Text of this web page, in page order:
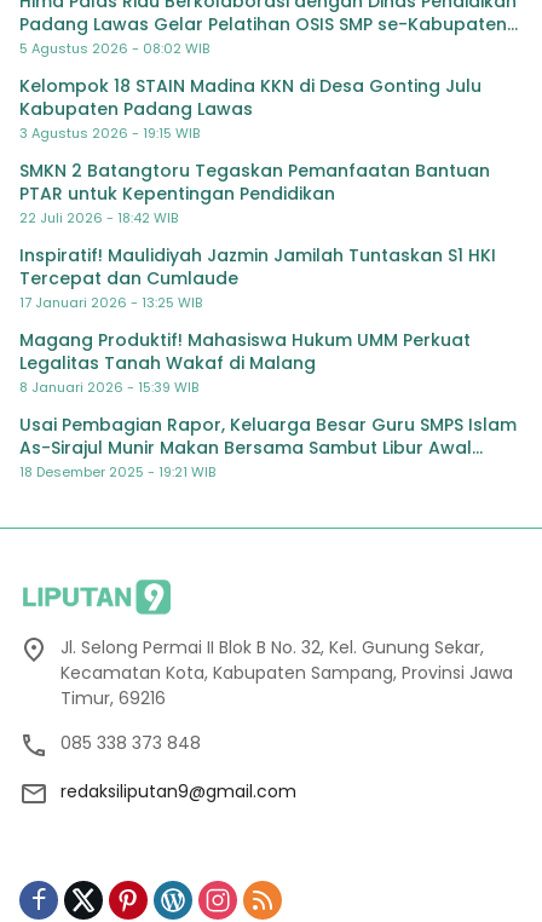
Padang Lawas Gelar Pelatihan OSIS SMP se-Kabupaten
Padang Lawas
5 Agustus 2026 - 08:02 WIB
Kelompok 18 STAIN Madina KKN di Desa Gonting Julu
Kabupaten Padang Lawas
3 Agustus 2026 - 19:15 WIB
SMKN 2 Batangtoru Tegaskan Pemanfaatan Bantuan
PTAR untuk Kepentingan Pendidikan
22 Juli 2026 - 18:42 WIB
Inspiratif! Maulidiyah Jazmin Jamilah Tuntaskan S1 HKI
Tercepat dan Cumlaude
17 Januari 2026 - 13:25 WIB
Magang Produktif! Mahasiswa Hukum UMM Perkuat
Legalitas Tanah Wakaf di Malang
8 Januari 2026 - 15:39 WIB
Usai Pembagian Rapor, Keluarga Besar Guru SMPS Islam
As-Sirajul Munir Makan Bersama Sambut Libur Awal
Semester
18 Desember 2025 - 19:21 WIB
Jl. Selong Permai II Blok B No. 32, Kel. Gunung Sekar,
Kecamatan Kota, Kabupaten Sampang, Provinsi Jawa
Timur, 69216
085 338 373 848
redaksiliputan9@gmail.com